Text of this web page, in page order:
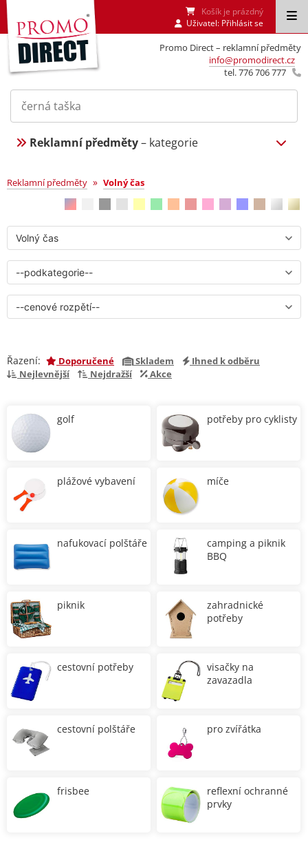
Promo Direct – reklamní předměty
info@promodirect.cz
tel. 776 706 777
Košík je prázdný
Uživatel: Přihlásit se
Reklamní předměty– kategorie
Volný čas
Reklamní předměty » Volný čas
Řazení: Doporučené Skladem
Ihned k odběru
Nejlevnější
Nejdražší Akce
golf potřeby pro cyklisty
plážové vybavení míče
nafukovací polštáře
camping a piknik
BBQ
piknik
zahradnické
potřeby
cestovní potřeby
visačky na
zavazadla
cestovní polštáře pro zvířátka
frisbee
reflexní ochranné
prvky